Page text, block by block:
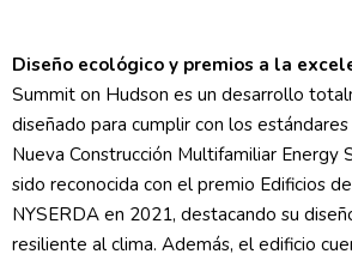
Diseño ecológico y premios a la
Summit on Hudson es un desarrollo
diseñado para cumplir con los
Nueva Construcción Multifamiliar Energy
sido reconocida con el premio Edificios
NYSERDA en 2021, destacando su
resiliente al clima. Además, el edificio